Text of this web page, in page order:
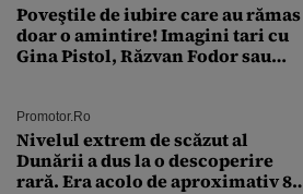
Poveştile de iubire care au rămas
doar o amintire! Imagini tari cu
Gina Pistol, Răzvan Fodor sau
Promotor.ro
Nivelul extrem de scăzut al
Dunării a dus la o descoperire
rară. Era acolo de aproximativ 80